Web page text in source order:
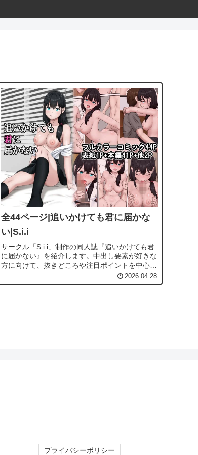
全44ページ|追いかけても君に届かな
い|S.i.i
サークル「S.i.i」制作の同人誌『追いかけても君
に届かない』を紹介します。中出し要素が好きな
方に向けて、抜きどころや注目ポイントを中心に
わかりやすくまとめています。『追いかけても君
に届かない』の無料漫画追いかけても君に届かな
2026.04.28
プライバシーポリシー